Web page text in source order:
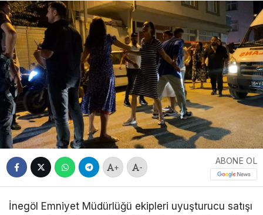
+ -
ABONE OL
İnegöl Emniyet Müdürlüğü ekipleri uyuşturucu satışı